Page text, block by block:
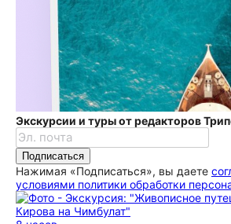
Экскурсии и туры от редакторов
Подписаться
Нажимая «Подписаться», вы даете
условиями политики обработки